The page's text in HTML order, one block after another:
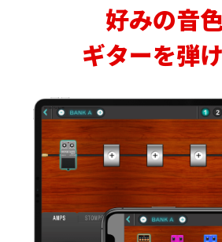
好みの音
ギターを弾